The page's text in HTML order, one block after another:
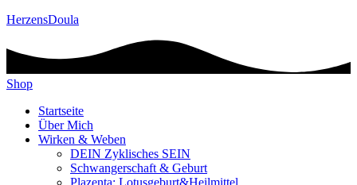
HerzensDoula
Shop
Startseite
Über Mich
Wirken & Weben
DEIN Zyklisches SEIN
Schwangerschaft & Geburt